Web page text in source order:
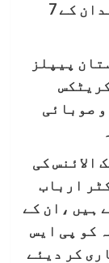
رکھنے والے اہم سیاسی ارباب خاندان کے 7
کو پاکستان پیپلز
و صوبائی
الائنس کی
ارباب
لے رہے ہیں ،ان کے
کو پی ایس
کر دیئے